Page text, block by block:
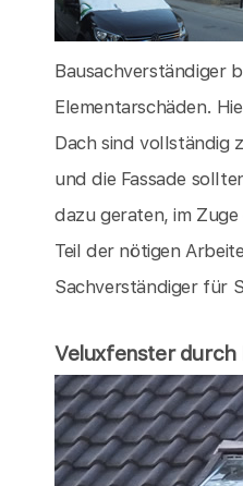
Bausachverständiger
Elementarschäden.
Dach sind vollständig
und die Fassade
dazu geraten, im
Teil der nötigen
Sachverständiger für
Veluxfenster durch